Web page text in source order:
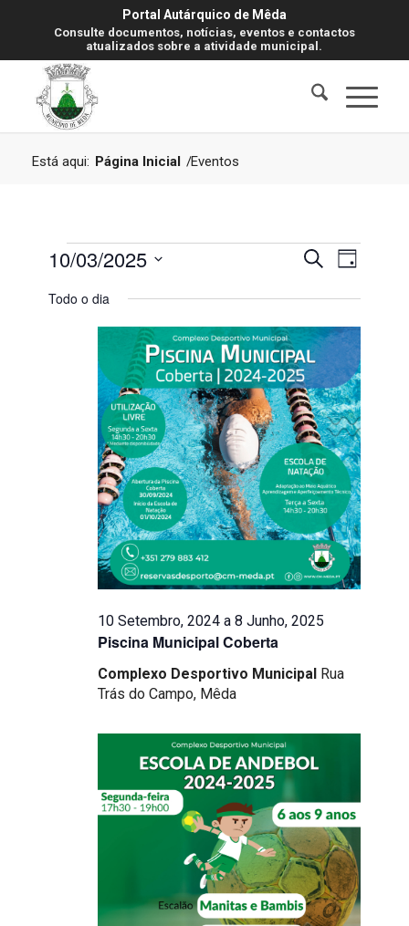
Portal Autárquico de Mêda
Consulte documentos, notícias, eventos e contactos
atualizados sobre a atividade municipal.
Está aqui: Página Inicial /Eventos
Eventos
for
Março,
2025
e
de
Eventos
Pesquisar
de
de
Dia
10/03/2025
a
Todo o dia
Piscina Municipal Coberta
10 Setembro, 2024 a8 Junho, 2025
Complexo Desportivo Municipal Rua
Trás do Campo, Mêda